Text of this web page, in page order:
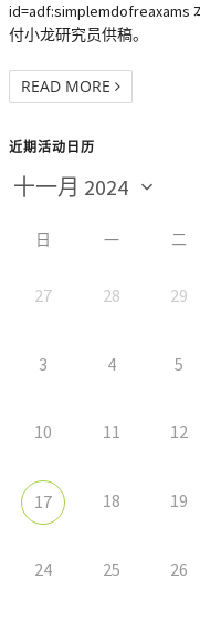
id=adf:simplemdofreaxams
付小龙研究员供稿。
READ MORE
近期活动日历
日 一 二
27 28 29
3 4 5
10 11 12
17 18 19
24 25 26